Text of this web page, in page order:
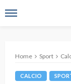
Home Sport
CALCIO